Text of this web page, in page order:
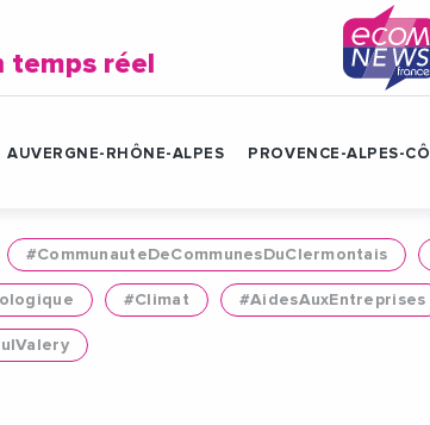
temps réel
AUVERGNE-RHÔNE-ALPES PROVENCE-ALPES-
#CommunauteDeCommunesDuClermontais
#Climat #AidesAuxEntreprises